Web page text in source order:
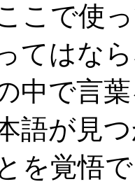
こで使
てはな
中で言
語が見
を覚悟